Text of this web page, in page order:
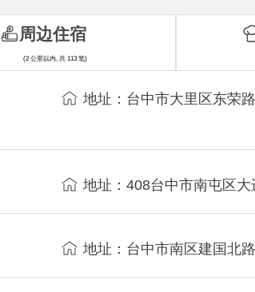
地址：台中市大里区东荣
地址：408台中市南屯区大
地址：台中市南区建国北
周边住宿
(2 公里以内, 共 113 笔)